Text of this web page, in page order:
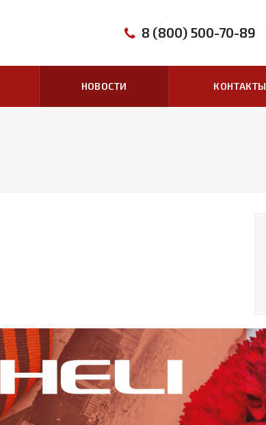
8 (800) 500-70-89
НОВОСТИ КОНТАКТЫ